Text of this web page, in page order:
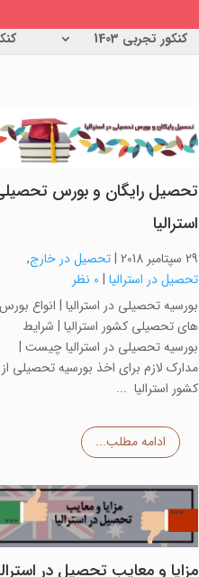
کنکور تجربی 1403
تحصیل رایگان و بورس
استرالیا
29 سپتامبر 2018 |تحصیل در خارج,
تحصیل در استرالیا | 0 نظر
بورسیه تحصیلی در استرالیا | انواع بورس
های تحصیلی کشور استرالیا | شرایط
بورسیه تحصیلی در استرالیا چیست |
مدارک لازم برای اخذ بورسیه تحصیلی از
کشور استرالیا ...
ادامه مطلب...
مزایا و معایب تحصیل در